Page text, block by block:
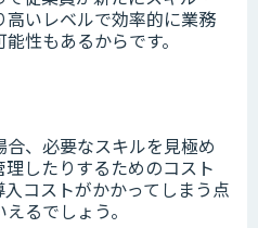
いレベルで効率的に業務
性もあるからです。
、必要なスキルを見極め
したりするためのコスト
コストがかかってしまう点
るでしょう。